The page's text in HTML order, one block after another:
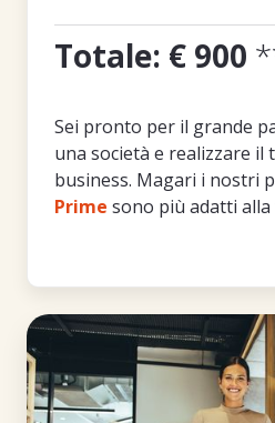
Totale: € 900
Sei pronto per il grande
una società e realizzare il
business. Magari i nostri
Prime sono più adatti